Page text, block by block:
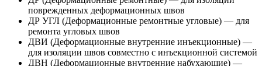
поврежденных деформационных швов
ДР УГЛ (Деформационные ремонтные угловые) — для
ремонта угловых швов
ДВИ (Деформационные внутренние инъекционные) —
для изоляции швов совместно с инъекционной системой
ДВН (Деформационные внутренние набухающие) —